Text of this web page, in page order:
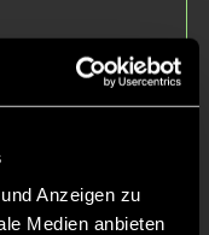
Anzeigen zu
Medien anbieten